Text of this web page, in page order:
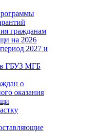
гражданам
на 2026
2027 и
ГБУЗ МГБ
о
оказания